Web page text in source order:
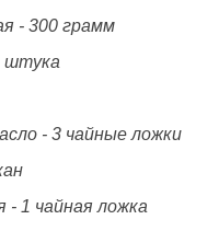
- 300 грамм
штука
- 3 чайные ложки
- 1 чайная ложка